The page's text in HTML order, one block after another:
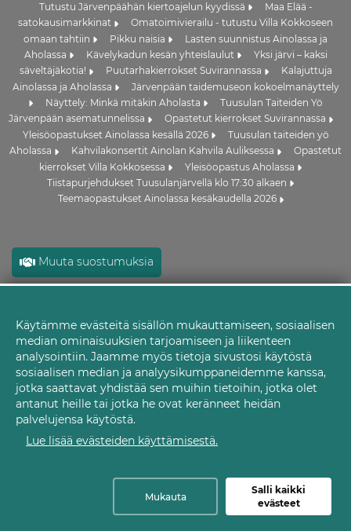
Tutustu Järvenpäähän kiertoajelun kyydissä
Maa Elää -
satokausimarkkinat
Omatoimivierailu - tutustu Villa Kokkoseen
omaan tahtiin
Pikku naisia
Lasten suunnistus Ainolassa ja
Aholassa
Kävelykadun kesän yhteislaulut
Yksi järvi – kaksi
säveltäjäkotia!
Puutarhakierrokset Suvirannassa
Kalajuttuja
Ainolassa ja Aholassa
Järvenpään taidemuseon kokoelmanäyttely
Näyttely: Minkä mitäkin Aholasta
Tuusulan Taiteiden Yö
Järvenpään asematunnelissa
Opastetut kierrokset Suvirannassa
Yleisöopastukset Ainolassa kesällä 2026
Tuusulan taiteiden yö
Aholassa
Kahvilakonsertit Ainolan Kahvila Auliksessa
Opastetut
kierrokset Villa Kokkosessa
Yleisöopastus Aholassa
Tiistapurjehdukset Tuusulanjärvellä klo 17:30 alkaen
Teemaopastukset Ainolassa kesäkaudella 2026
Muuta suostumuksia
Evästeet
Käytämme evästeitä sisällön mukauttamiseen, sosiaalisen
median ominaisuuksien tarjoamiseen ja liikenteen
analysointiin. Jaamme myös tietoja sivustosi käytöstä
sosiaalisen median ja analyysikumppaneidemme kanssa,
jotka saattavat yhdistää sen muihin tietoihin, jotka olet
antanut heille tai jotka he ovat keränneet heidän
palvelujensa käytöstä.
Lue lisää evästeiden käyttämisestä.
Mukauta
Salli kaikki
evästeet